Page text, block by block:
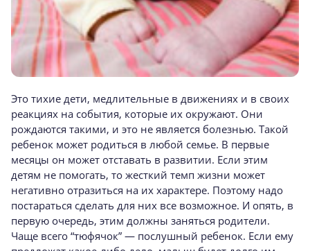
Это тихие дети, медлительные в движениях и в своих
реакциях на события, которые их окружают. Они
рождаются такими, и это не является болезнью. Такой
ребенок может родиться в любой семье. В первые
месяцы он может отставать в развитии. Если этим
детям не помогать, то жесткий темп жизни может
негативно отразиться на их характере. Поэтому надо
постараться сделать для них все возможное. И опять, в
первую очередь, этим должны заняться родители.
Чаще всего “тюфячок” — послушный ребенок. Если ему